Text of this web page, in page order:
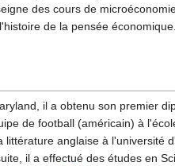
des cours de
de la pensée
il a obtenu son premier
de football (américain) à
anglaise à l'université
il a effectué des études en